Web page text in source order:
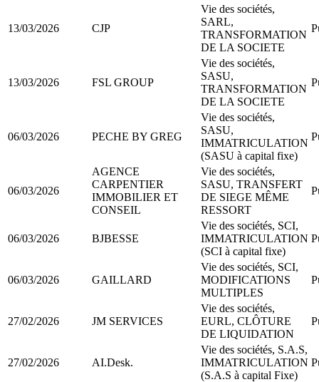
13/03/2026 CJP
Vie des sociétés,
SARL,
TRANSFORMATION
DE LA SOCIETE
13/03/2026 FSL GROUP
Vie des sociétés,
SASU,
TRANSFORMATION
DE LA SOCIETE
06/03/2026 PECHE BY GREG
Vie des sociétés,
SASU,
IMMATRICULATION
(SASU à capital fixe)
06/03/2026
AGENCE
CARPENTIER
IMMOBILIER ET
CONSEIL
Vie des sociétés,
SASU, TRANSFERT
DE SIEGE MÊME
RESSORT
06/03/2026 BJBESSE
Vie des sociétés, SCI,
IMMATRICULATION
(SCI à capital fixe)
06/03/2026 GAILLARD
Vie des sociétés, SCI,
MODIFICATIONS
MULTIPLES
27/02/2026 JM SERVICES
Vie des sociétés,
EURL, CLÔTURE
DE LIQUIDATION
27/02/2026 AI.Desk.
Vie des sociétés, S.A.S,
IMMATRICULATION
(S.A.S à capital Fixe)